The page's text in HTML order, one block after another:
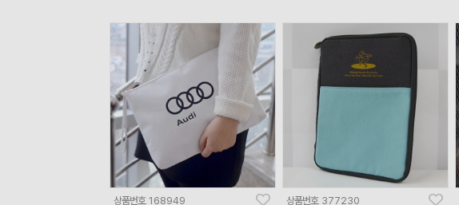
상품번호 168949 상품번호 377230